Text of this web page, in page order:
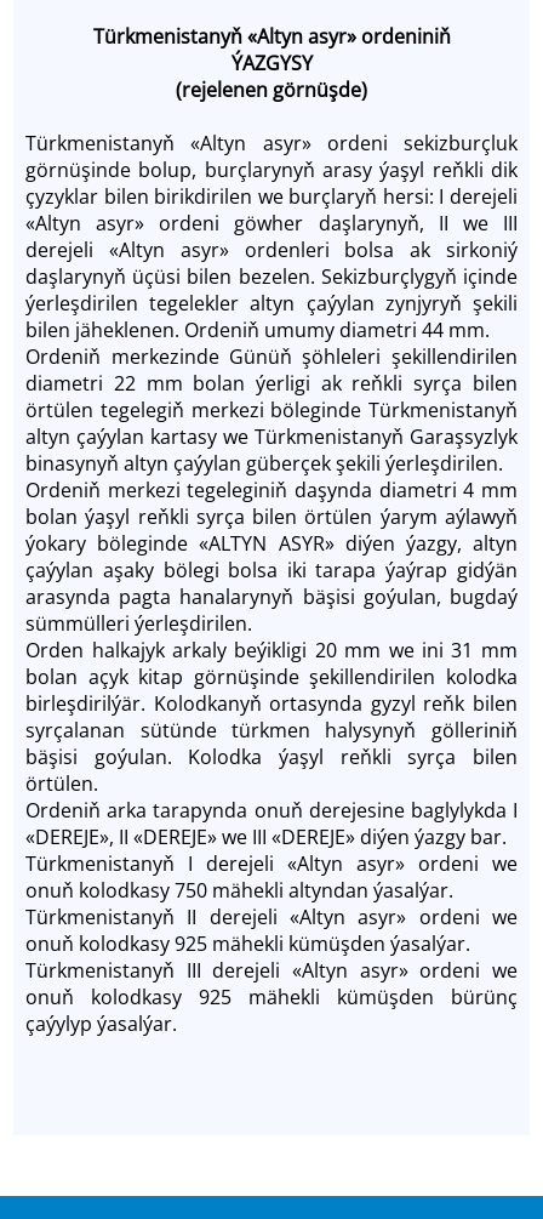
Türkmenistanyň «Altyn asyr» ordeniniň
ÝAZGYSY
(rejelenen görnüşde)
Türkmenistanyň «Altyn asyr» ordeni sekizburçluk
görnüşinde bolup, burçlarynyň arasy ýaşyl reňkli dik
çyzyklar bilen birikdirilen we burçlaryň hersi: I derejeli
«Altyn asyr» ordeni göwher daşlarynyň, II we III
derejeli «Altyn asyr» ordenleri bolsa ak sirkoniý
daşlarynyň üçüsi bilen bezelen. Sekizburçlygyň içinde
ýerleşdirilen tegelekler altyn çaýylan zynjyryň şekili
bilen jäheklenen. Ordeniň umumy diametri 44 mm.
Ordeniň merkezinde Günüň şöhleleri şekillendirilen
diametri 22 mm bolan ýerligi ak reňkli syrça bilen
örtülen tegelegiň merkezi böleginde Türkmenistanyň
altyn çaýylan kartasy we Türkmenistanyň Garaşsyzlyk
binasynyň altyn çaýylan güberçek şekili ýerleşdirilen.
Ordeniň merkezi tegeleginiň daşynda diametri 4 mm
bolan ýaşyl reňkli syrça bilen örtülen ýarym aýlawyň
ýokary böleginde «ALTYN ASYR» diýen ýazgy, altyn
çaýylan aşaky bölegi bolsa iki tarapa ýaýrap gidýän
arasynda pagta hanalarynyň bäşisi goýulan, bugdaý
sümmülleri ýerleşdirilen.
Orden halkajyk arkaly beýikligi 20 mm we ini 31 mm
bolan açyk kitap görnüşinde şekillendirilen kolodka
birleşdirilýär. Kolodkanyň ortasynda gyzyl reňk bilen
syrçalanan sütünde türkmen halysynyň gölleriniň
bäşisi goýulan. Kolodka ýaşyl reňkli syrça bilen
örtülen.
Ordeniň arka tarapynda onuň derejesine baglylykda I
«DEREJE», II «DEREJE» we III «DEREJE» diýen ýazgy bar.
Türkmenistanyň I derejeli «Altyn asyr» ordeni we
onuň kolodkasy 750 mähekli altyndan ýasalýar.
Türkmenistanyň II derejeli «Altyn asyr» ordeni we
onuň kolodkasy 925 mähekli kümüşden ýasalýar.
Türkmenistanyň III derejeli «Altyn asyr» ordeni we
onuň kolodkasy 925 mähekli kümüşden bürünç
çaýylyp ýasalýar.